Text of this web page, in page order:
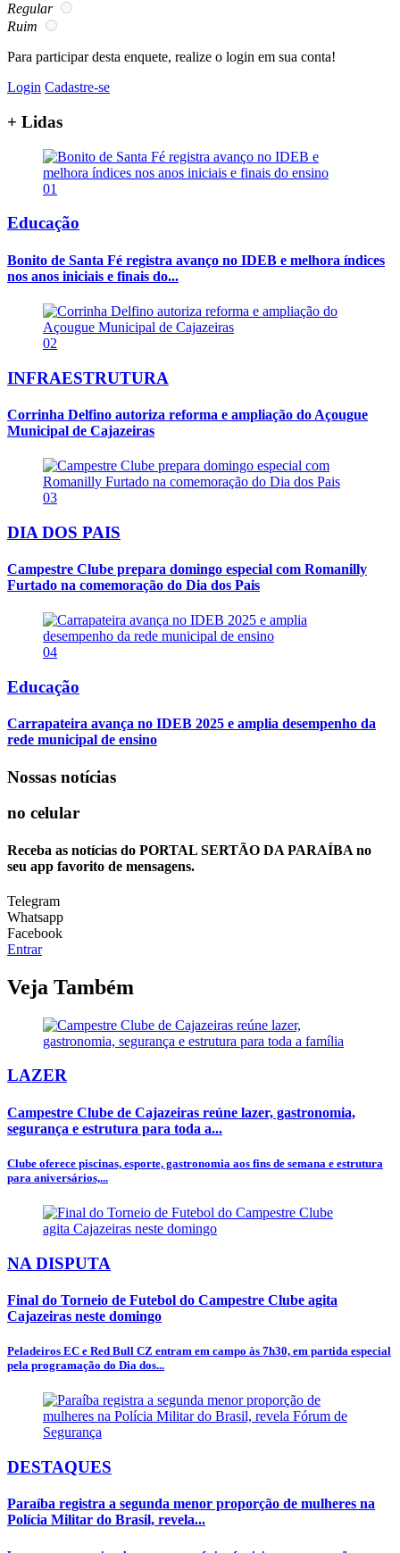
Regular
Ruim
Para participar desta enquete, realize o login em sua conta!
Login Cadastre-se
+ Lidas
01
Educação
Bonito de Santa Fé registra avanço no IDEB e melhora índices
nos anos iniciais e finais do...
02
INFRAESTRUTURA
Corrinha Delfino autoriza reforma e ampliação do Açougue
Municipal de Cajazeiras
03
DIA DOS PAIS
Campestre Clube prepara domingo especial com Romanilly
Furtado na comemoração do Dia dos Pais
04
Educação
Carrapateira avança no IDEB 2025 e amplia desempenho da
rede municipal de ensino
Nossas notícias
no celular
Receba as notícias do PORTAL SERTÃO DA PARAÍBA no
seu app favorito de mensagens.
Telegram
Whatsapp
Facebook
Entrar
Veja Também
LAZER
Campestre Clube de Cajazeiras reúne lazer, gastronomia,
segurança e estrutura para toda a...
Clube oferece piscinas, esporte, gastronomia aos fins de semana e estrutura
para aniversários,...
NA DISPUTA
Final do Torneio de Futebol do Campestre Clube agita
Cajazeiras neste domingo
Peladeiros EC e Red Bull CZ entram em campo às 7h30, em partida especial
pela programação do Dia dos...
DESTAQUES
Paraíba registra a segunda menor proporção de mulheres na
Polícia Militar do Brasil, revela...